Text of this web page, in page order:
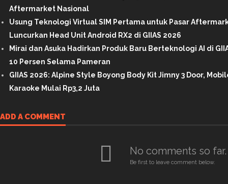
Aftermarket Nasional
Usung Teknologi Virtual SIM Pertama untuk Pasar
Luncurkan Head Unit Android RX2 di GIIAS 2026
Mirai dan Asuka Hadirkan Produk Baru Berteknologi AI di
10 Persen Selama Pameran
GIIAS 2026: Alpine Style Boyong Body Kit Jimny 3 Door,
Karaoke Mulai Rp3,2 Juta
ADD A COMMENT
No comments so far.
Be first to leave comment below.